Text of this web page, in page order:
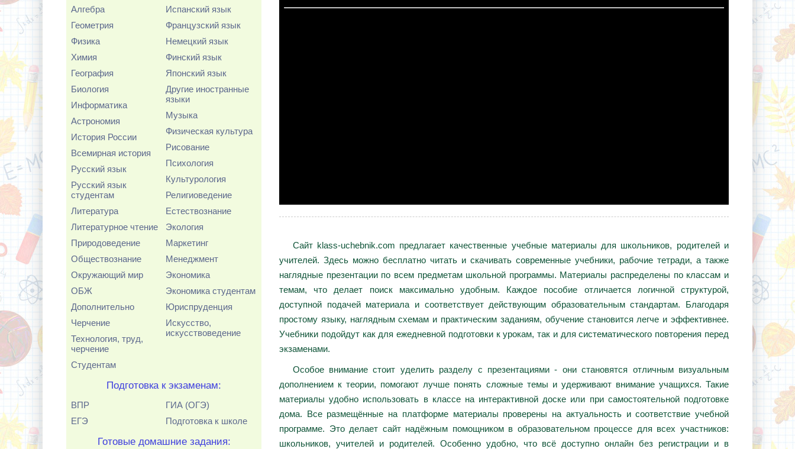
Алгебра
Геометрия
Физика
Химия
География
Биология
Информатика
Астрономия
История России
Всемирная история
Русский язык
Русский язык
студентам
Литература
Литературное чтение
Природоведение
Обществознание
Окружающий мир
ОБЖ
Дополнительно
Черчение
Технология, труд,
черчение
Студентам
Испанский язык
Французский язык
Немецкий язык
Финский язык
Японский язык
Другие иностранные
языки
Музыка
Физическая культура
Рисование
Психология
Культурология
Религиоведение
Естествознание
Экология
Маркетинг
Менеджмент
Экономика
Экономика студентам
Юриспруденция
Искусство,
искусствоведение
Подготовка к экзаменам:
ВПР
ЕГЭ
ГИА (ОГЭ)
Подготовка к школе
Готовые домашние задания:
Сайт klass-uchebnik.com предлагает качественные учебные материалы для школьников, родителей и
учителей. Здесь можно бесплатно читать и скачивать современные учебники, рабочие тетради, а также
наглядные презентации по всем предметам школьной программы. Материалы распределены по классам и
темам, что делает поиск максимально удобным. Каждое пособие отличается логичной структурой,
доступной подачей материала и соответствует действующим образовательным стандартам. Благодаря
простому языку, наглядным схемам и практическим заданиям, обучение становится легче и эффективнее.
Учебники подойдут как для ежедневной подготовки к урокам, так и для систематического повторения перед
экзаменами.
Особое внимание стоит уделить разделу с презентациями - они становятся отличным визуальным
дополнением к теории, помогают лучше понять сложные темы и удерживают внимание учащихся. Такие
материалы удобно использовать в классе на интерактивной доске или при самостоятельной подготовке
дома. Все размещённые на платформе материалы проверены на актуальность и соответствие учебной
программе. Это делает сайт надёжным помощником в образовательном процессе для всех участников:
школьников, учителей и родителей. Особенно удобно, что всё доступно онлайн без регистрации и в